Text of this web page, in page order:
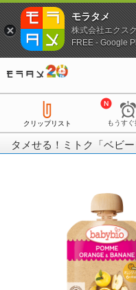
クリップリスト もうす
タメせる！ミトク「ベビ
モラタメ
株式会社エクス
FREE - Google